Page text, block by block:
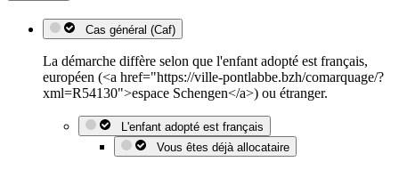
Cas général (Caf)
La démarche diffère selon que l'enfant adopté est français,
européen (<a href="https://ville-pontlabbe.bzh/comarquage/?
xml=R54130">espace Schengen</a>) ou étranger.
L'enfant adopté est français
Vous êtes déjà allocataire